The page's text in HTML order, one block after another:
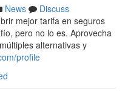
News
Discuss
mejor tarifa en seguros
pero no lo es. Aprovecha
alternativas y
profile